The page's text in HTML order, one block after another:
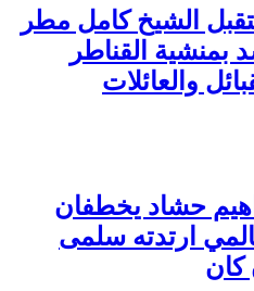
الشيخ كامل مطر
القناطر
والعائلات
حشاد يخطفان
ارتدته سلمى
كان